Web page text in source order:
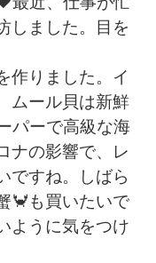
しました。目を
作りました。イ
ムール貝は新鮮
パーで高級な海
ナの影響で、レ
ですね。しばら
🦀も買いたいで
ように気をつけ